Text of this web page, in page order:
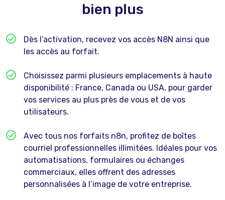
bien plus
Dès l’activation, recevez vos accès N8N ainsi que
les accès au forfait.
Choisissez parmi plusieurs emplacements à haute
disponibilité : France, Canada ou USA, pour garder
vos services au plus près de vous et de vos
utilisateurs.
Avec tous nos forfaits n8n, profitez de boîtes
courriel professionnelles illimitées. Idéales pour vos
automatisations, formulaires ou échanges
commerciaux, elles offrent des adresses
personnalisées à l’image de votre entreprise.